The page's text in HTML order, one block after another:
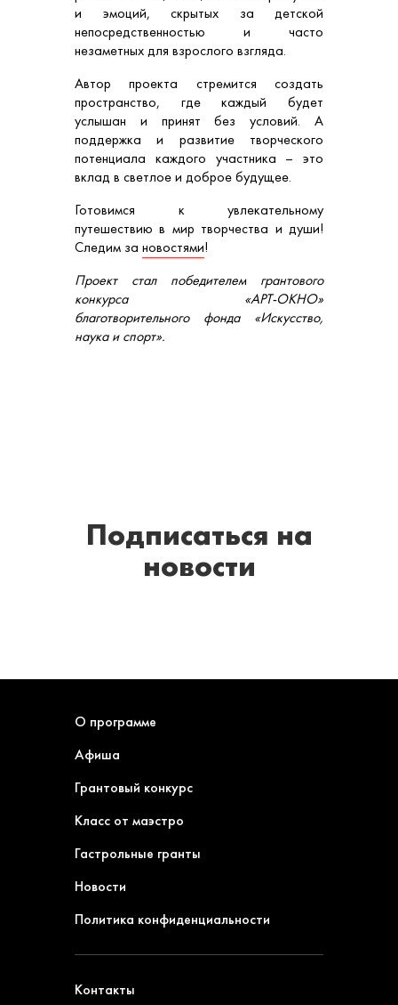
и эмоций, скрытых за детской
непосредственностью и часто
незаметных для взрослого взгляда.
Автор проекта стремится создать
пространство, где каждый будет
услышан и принят без условий. А
поддержка и развитие творческого
потенциала каждого участника – это
вклад в светлое и доброе будущее.
Готовимся к увлекательному
путешествию в мир творчества и души!
Следим за новостями!
Проект стал победителем грантового
конкурса «АРТ-ОКНО»
благотворительного фонда «Искусство,
наука и спорт».
Подписаться на
новости
О программе
Афиша
Грантовый конкурс
Класс от маэстро
Гастрольные гранты
Новости
Политика конфиденциальности
Контакты